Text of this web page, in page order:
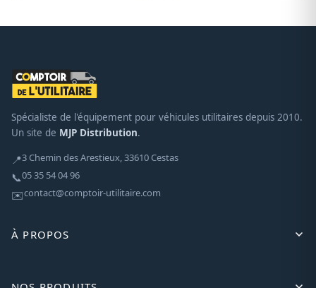
Spécialiste de l'équipement pour véhicules utilitaires depuis 2010.
Un site de MJP Distribution.
📍3 Chemin des Arestieux, 33610 Cestas
📞05 35 54 04 96
✉️contact@comptoir-utilitaire.com
À PROPOS